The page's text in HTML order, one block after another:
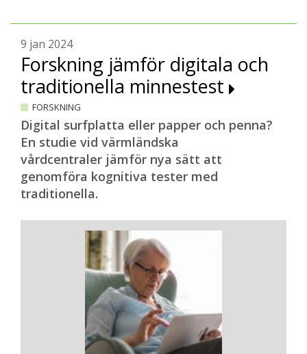
9 jan 2024
Forskning jämför digitala och
traditionella minnestest
FORSKNING
Digital surfplatta eller papper och penna?
En studie vid värmländska
vårdcentraler jämför nya sätt att
genomföra kognitiva tester med
traditionella.